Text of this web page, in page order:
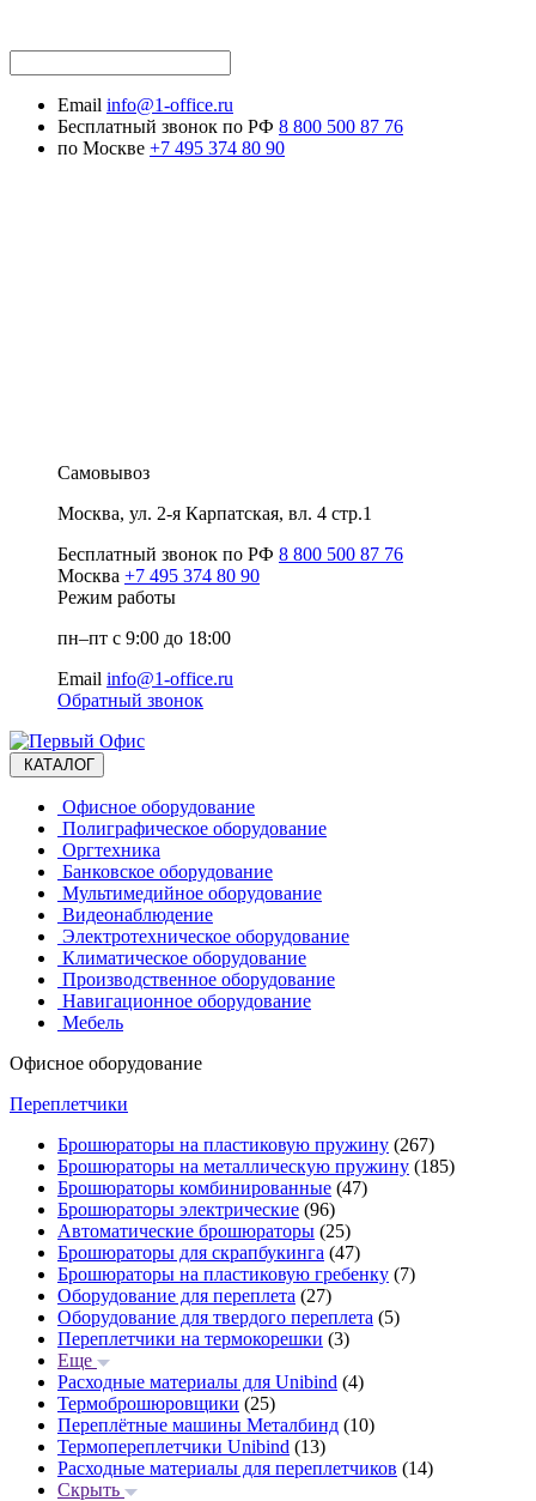
Email info@1-office.ru
Бесплатный звонок по РФ 8 800 500 87 76
по Москве +7 495 374 80 90
Самовывоз
Москва, ул. 2-я Карпатская, вл. 4 стр.1
Бесплатный звонок по РФ 8 800 500 87 76
Москва +7 495 374 80 90
Режим работы
пн–пт с 9:00 до 18:00
Email info@1-office.ru
Обратный звонок
КАТАЛОГ
Офисное оборудование
Полиграфическое оборудование
Оргтехника
Банковское оборудование
Мультимедийное оборудование
Видеонаблюдение
Электротехническое оборудование
Климатическое оборудование
Производственное оборудование
Навигационное оборудование
Мебель
Офисное оборудование
Переплетчики
Брошюраторы на пластиковую пружину (267)
Брошюраторы на металлическую пружину (185)
Брошюраторы комбинированные (47)
Брошюраторы электрические (96)
Автоматические брошюраторы (25)
Брошюраторы для скрапбукинга (47)
Брошюраторы на пластиковую гребенку (7)
Оборудование для переплета (27)
Оборудование для твердого переплета (5)
Переплетчики на термокорешки (3)
Еще
Расходные материалы для Unibind (4)
Термоброшюровщики (25)
Переплётные машины Металбинд (10)
Термопереплетчики Unibind (13)
Расходные материалы для переплетчиков (14)
Скрыть